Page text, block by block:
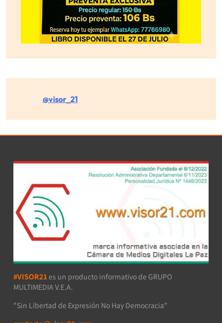
@visor_21
#VISOR21 es un producto informativo de GRUPO
MULTIMEDIA V.E.A.
"Sin Libertad de Expresión No Hay Democracia"